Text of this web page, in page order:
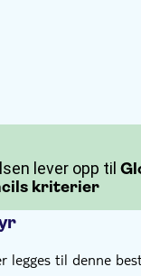
lever opp til
kriterier
legges til denne